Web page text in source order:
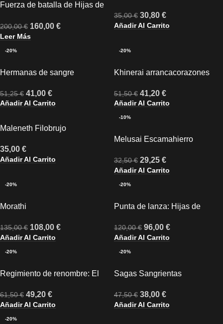
Fuerza de batalla de Hijas de
Escarnacido
200,00€ 160,00 €
Leer Más
35,00€ 30,80 €
Añadir Al Carrito
-20%
Hermanas de sangre
51,25€ 41,00 €
Añadir Al Carrito
-20%
Khinerai arrancacorazones
51,50€ 41,20 €
Añadir Al Carrito
Maleneth Filobrujo
35,00 €
Añadir Al Carrito
-10%
Melusai Escamahierro
32,50€ 29,25 €
Añadir Al Carrito
-20%
Morathi
135,00€ 108,00 €
Añadir Al Carrito
-20%
Punta de lanza: Hijas de
120,00€ 96,00 €
Añadir Al Carrito
-20%
Regimiento de renombre: El
61,50€ 49,20 €
Añadir Al Carrito
-20%
Sagas Sangrientas
47,50€ 38,00 €
Añadir Al Carrito
-20%